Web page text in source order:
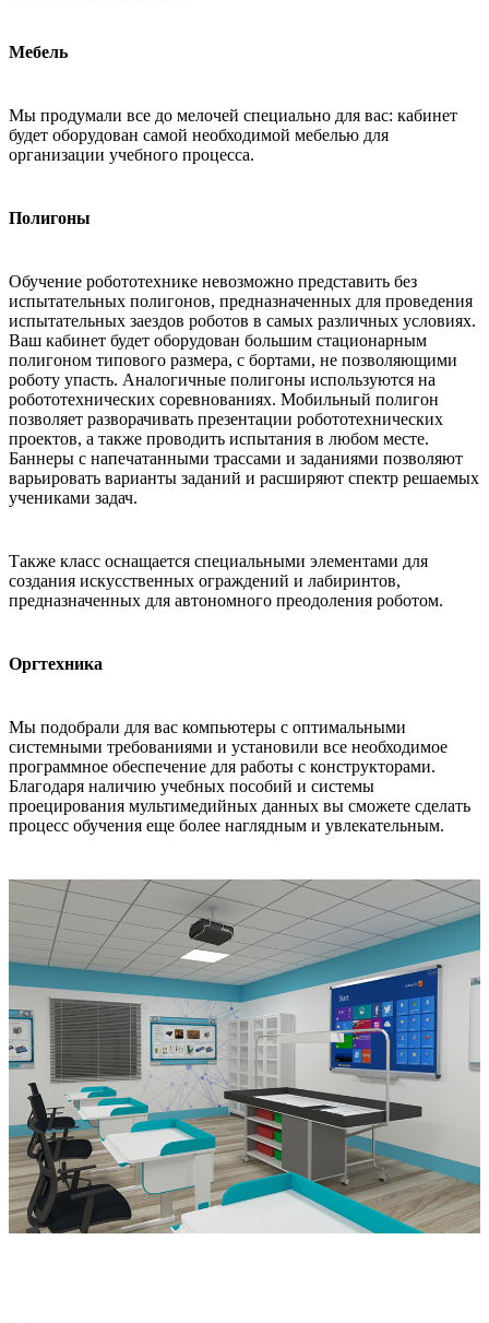
Мебель
Мы продумали все до мелочей специально для вас: кабинет
будет оборудован самой необходимой мебелью для
организации учебного процесса.
Полигоны
Обучение робототехнике невозможно представить без
испытательных полигонов, предназначенных для проведения
испытательных заездов роботов в самых различных условиях.
Ваш кабинет будет оборудован большим стационарным
полигоном типового размера, с бортами, не позволяющими
роботу упасть. Аналогичные полигоны используются на
робототехнических соревнованиях. Мобильный полигон
позволяет разворачивать презентации робототехнических
проектов, а также проводить испытания в любом месте.
Баннеры с напечатанными трассами и заданиями позволяют
варьировать варианты заданий и расширяют спектр решаемых
учениками задач.
Также класс оснащается специальными элементами для
создания искусственных ограждений и лабиринтов,
предназначенных для автономного преодоления роботом.
Оргтехника
Мы подобрали для вас компьютеры с оптимальными
системными требованиями и установили все необходимое
программное обеспечение для работы с конструкторами.
Благодаря наличию учебных пособий и системы
проецирования мультимедийных данных вы сможете сделать
процесс обучения еще более наглядным и увлекательным.